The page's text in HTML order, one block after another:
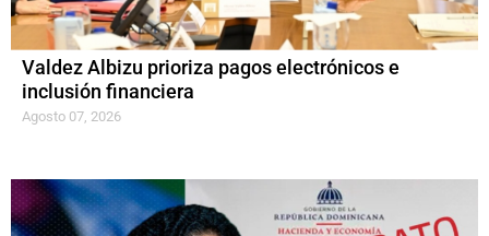
Valdez Albizu prioriza pagos electrónicos e
inclusión financiera
Agosto 07, 2026